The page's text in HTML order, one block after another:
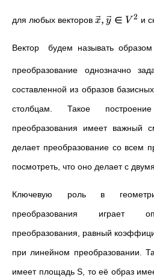
для любых векторов x, y ∈ V 2 и
Вектор будем называть образом
преобразование однозначно
составленной из образов
столбцам. Такое
преобразования имеет важный
делает преобразование со всем
посмотреть, что оно делает с
Ключевую роль в
преобразования играет
преобразования, равный
при линейном преобразовании.
имеет площадь S, то её образ